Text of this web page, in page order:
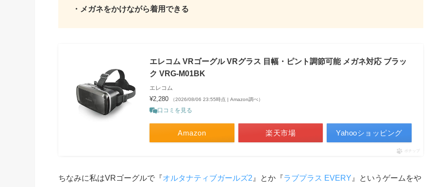
・メガネをかけながら着用できる
エレコム VRゴーグル VRグラス 目幅・ピント調節可能 メガネ対応 ブラッ
ク VRG-M01BK
エレコム
¥2,280 （2026/08/06 23:55時点 | Amazon調べ）
口コミを見る
Amazon 楽天市場 Yahooショッピング
ポチップ
ちなみに私はVRゴーグルで『オルタナティブガールズ2 』とか『ラブプラス EVERY 』というゲームをや